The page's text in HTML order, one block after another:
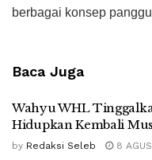
berbagai konsep
Baca Juga
Wahyu WHL
Hidupkan Kembali
by Redaksi Seleb 8